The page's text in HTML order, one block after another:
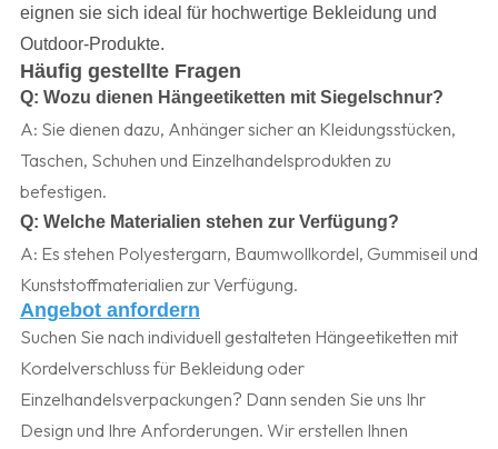
eignen sie sich ideal für hochwertige Bekleidung und
Outdoor-Produkte.
Häufig gestellte Fragen
Q: Wozu dienen Hängeetiketten mit Siegelschnur?
A: Sie dienen dazu, Anhänger sicher an Kleidungsstücken,
Taschen, Schuhen und Einzelhandelsprodukten zu
befestigen.
Q: Welche Materialien stehen zur Verfügung?
A: Es stehen Polyestergarn, Baumwollkordel, Gummiseil und
Kunststoffmaterialien zur Verfügung.
Angebot anfordern
Suchen Sie nach individuell gestalteten Hängeetiketten mit
Kordelverschluss für Bekleidung oder
Einzelhandelsverpackungen? Dann senden Sie uns Ihr
Design und Ihre Anforderungen. Wir erstellen Ihnen